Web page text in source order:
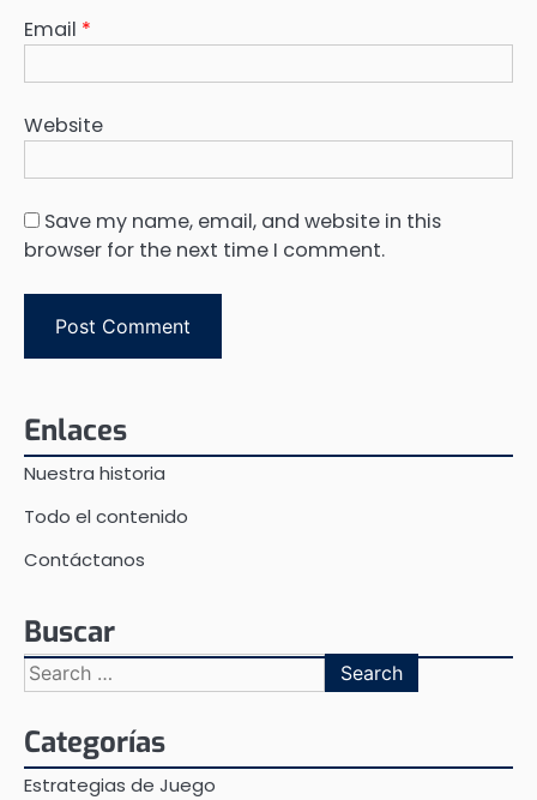
Email *
Website
Save my name, email, and website in this
browser for the next time I comment.
Enlaces
Nuestra historia
Todo el contenido
Contáctanos
Buscar
Search
for:
Categorías
Estrategias de Juego